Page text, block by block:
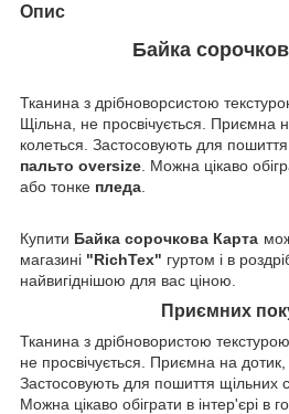
Опис
Байка
Тканина з дрібноворсистою
Щільна, не просвічується. Приємна
колеться. Застосовують для пошиття
пальто oversize . Можна цікаво
або тонке пледа
Купити Байка сорочкова Карта
магазині "RichTex" гуртом і в
найвигіднішою для вас ціною.
Приємних
Тканина з дрібновористою
не просвічується. Приємна на дотик,
Застосовують для пошиття щільних
Можна цікаво обіграти в інтер'єрі в